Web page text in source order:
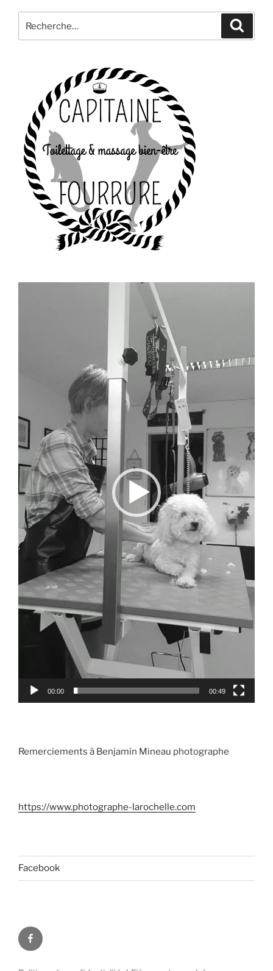
pour
00:00 00:49
Remerciements à Benjamin Mineau photographe
https://www.photographe-larochelle.com
Facebook
Facebook